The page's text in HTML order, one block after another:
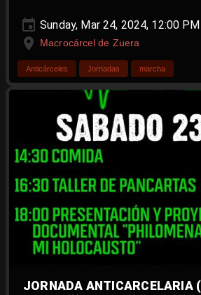
Sunday, Mar 24, 2024, 12:00
Macrocárcel de Zuera
Anticárceles Jornadas marcha
JORNADA ANTICARCELARIA